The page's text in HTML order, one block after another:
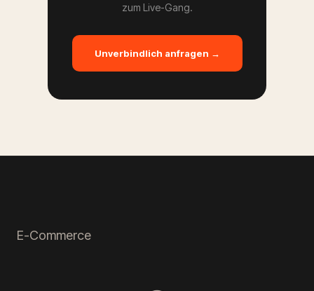
zum Live-Gang.
Unverbindlich anfragen →
E-Commerce